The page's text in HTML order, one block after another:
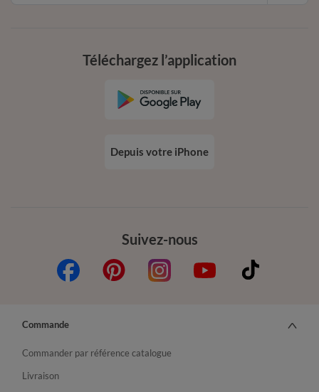
Suivez-nous
Téléchargez l’application
Depuis votre iPhone
Commande
Commander par référence catalogue
Livraison